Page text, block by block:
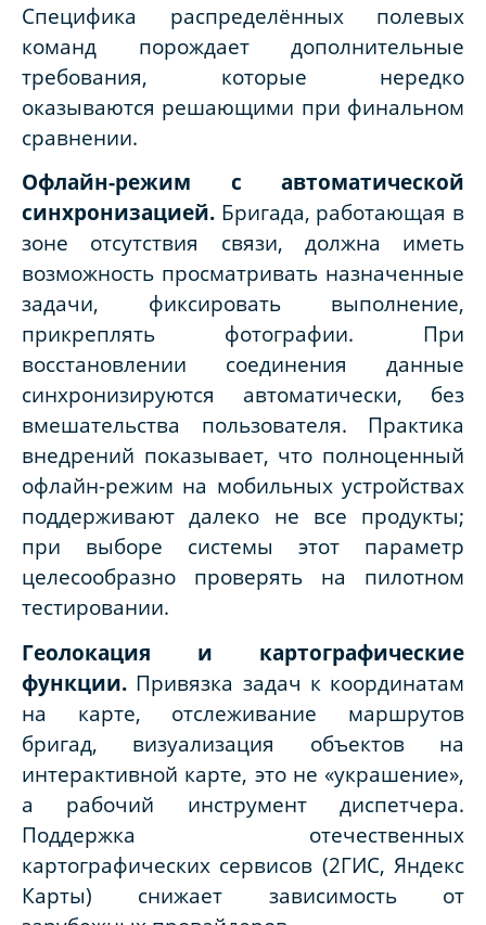
Специфика распределённых полевых
команд порождает дополнительные
требования, которые нередко
оказываются решающими при финальном
сравнении.
Офлайн-режим с автоматической
синхронизацией. Бригада, работающая в
зоне отсутствия связи, должна иметь
возможность просматривать назначенные
задачи, фиксировать выполнение,
прикреплять фотографии. При
восстановлении соединения данные
синхронизируются автоматически, без
вмешательства пользователя. Практика
внедрений показывает, что полноценный
офлайн-режим на мобильных устройствах
поддерживают далеко не все продукты;
при выборе системы этот параметр
целесообразно проверять на пилотном
тестировании.
Геолокация и картографические
функции. Привязка задач к координатам
на карте, отслеживание маршрутов
бригад, визуализация объектов на
интерактивной карте, это не «украшение»,
а рабочий инструмент диспетчера.
Поддержка отечественных
картографических сервисов (2ГИС, Яндекс
Карты) снижает зависимость от